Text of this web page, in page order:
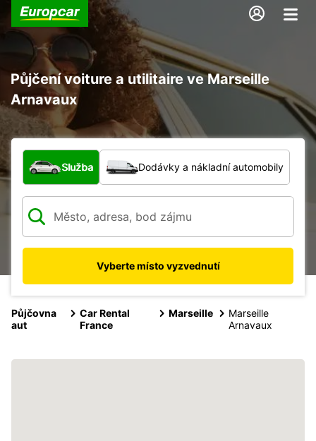
Půjčení voiture a utilitaire ve Marseille
Arnavaux
Jaký typ vozidla?
Služba Dodávky a nákladní automobily
Vyberte místo vyzvednutí
Půjčovna
aut
Car Rental
France
Marseille
Marseille
Arnavaux